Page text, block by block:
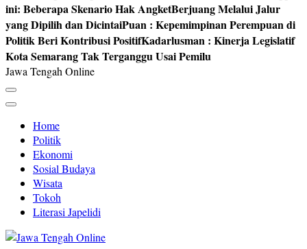
ini: Beberapa Skenario Hak AngketBerjuang Melalui Jalur
yang Dipilih dan DicintaiPuan : Kepemimpinan Perempuan di
Politik Beri Kontribusi PositifKadarlusman : Kinerja Legislatif
Kota Semarang Tak Terganggu Usai Pemilu
Jawa Tengah Online
Home
Politik
Ekonomi
Sosial Budaya
Wisata
Tokoh
Literasi Japelidi